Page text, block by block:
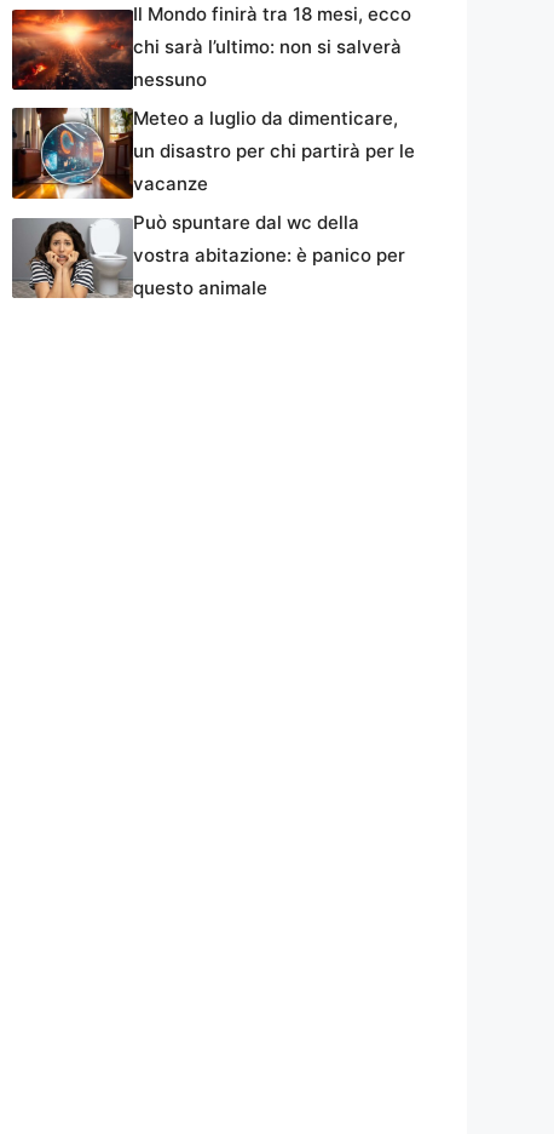
Il Mondo finirà tra 18 mesi, ecco
chi sarà l’ultimo: non si salverà
nessuno
Meteo a luglio da dimenticare,
un disastro per chi partirà per le
vacanze
Può spuntare dal wc della
vostra abitazione: è panico per
questo animale